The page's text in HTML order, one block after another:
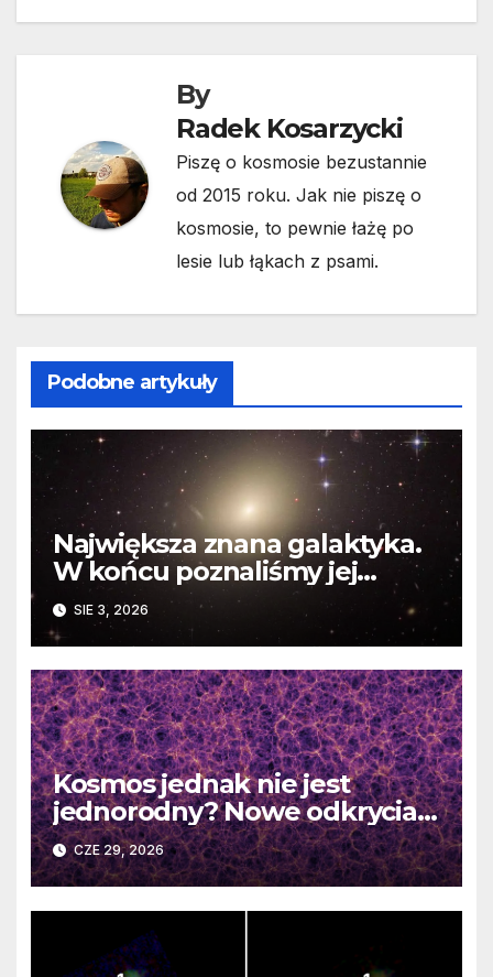
By
Radek Kosarzycki
Piszę o kosmosie bezustannie
od 2015 roku. Jak nie piszę o
kosmosie, to pewnie łażę po
lesie lub łąkach z psami.
Podobne artykuły
Największa znana galaktyka.
W końcu poznaliśmy jej
faktyczne wymiary
SIE 3, 2026
Kosmos jednak nie jest
jednorodny? Nowe odkrycia
DESI burzą fundamentalne
zasady kosmologii
CZE 29, 2026